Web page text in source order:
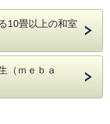
食時幼児プチラン
（税込）頂きます
食共におかゆが基
、事前に要連絡
です。
のアレルギーが有
、急遽お献立が変
ん～
かりをおいしく食
１回無料でご利用頂けま
い場合がありますのでご
ん。
少ない舟盛を是非
）、焼酎、ハイボ
10畳以上の和室
（ｍｅｂａ